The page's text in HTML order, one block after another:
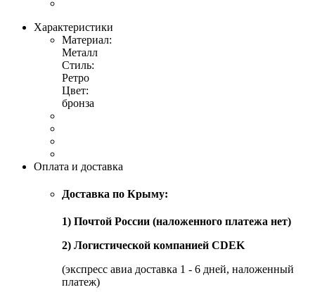
Характеристики
Материал:
Металл
Стиль:
Ретро
Цвет:
бронза
Оплата и доставка
Доставка по Крыму:
1) Почтой России (наложенного платежа нет)
2) Логистической компанией CDEK
(экспресс авиа доставка 1 - 6 дней, наложенный
платеж)